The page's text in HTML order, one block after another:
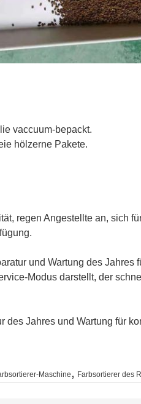
vaccuum-bepackt.
hölzerne Pakete.
regen Angestellte an, sich
und Wartung des
Modus darstellt, der
des Jahres und Wartung für
Maschine , Farbsortierer des